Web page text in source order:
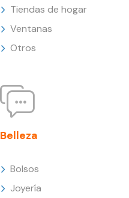
Tiendas de hogar
Ventanas
Otros
Belleza
Bolsos
Joyería